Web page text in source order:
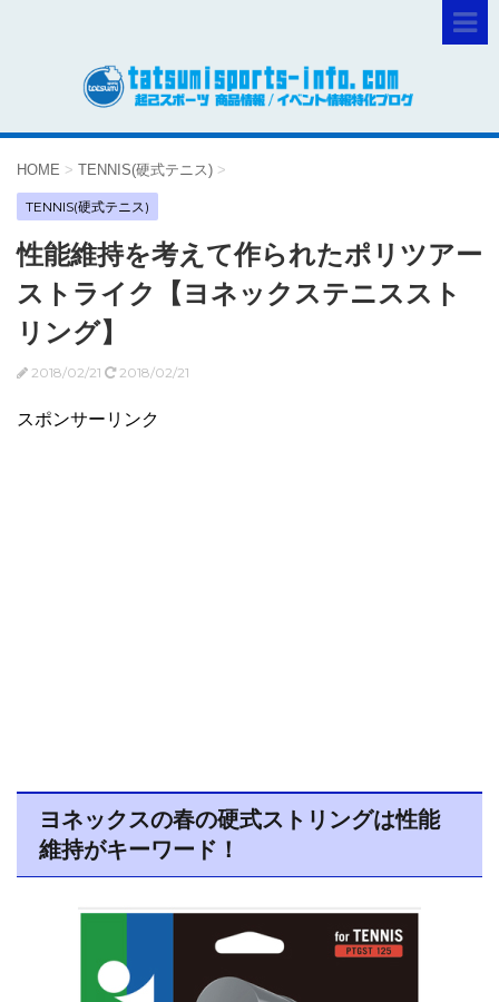
HOME > TENNIS(硬式テニス) >
TENNIS(硬式テニス)
性能維持を考えて作られたポリツアー
ストライク【ヨネックステニススト
リング】
2018/02/21 2018/02/21
スポンサーリンク
ヨネックスの春の硬式ストリングは性能
維持がキーワード！